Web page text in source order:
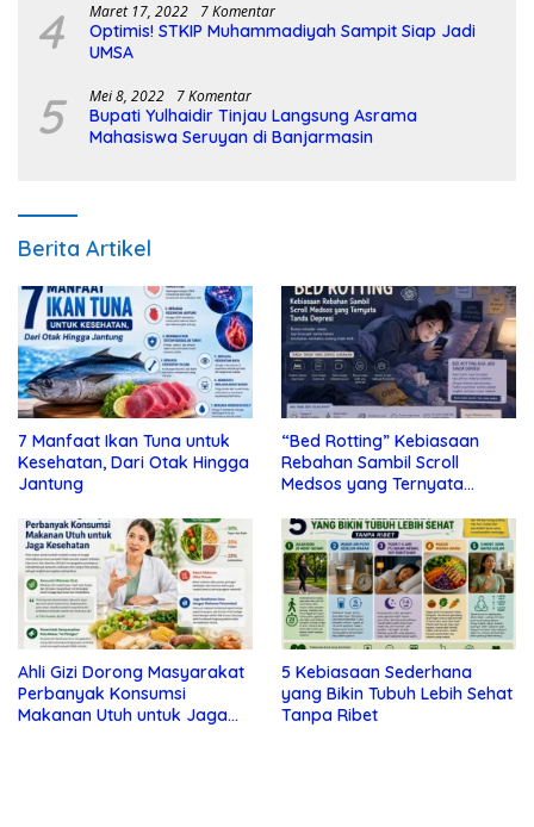
4 Maret 17, 2022 7 Komentar
Optimis! STKIP Muhammadiyah Sampit Siap Jadi
UMSA
5 Mei 8, 2022 7 Komentar
Bupati Yulhaidir Tinjau Langsung Asrama
Mahasiswa Seruyan di Banjarmasin
Berita Artikel
7 Manfaat Ikan Tuna untuk
Kesehatan, Dari Otak Hingga
Jantung
“Bed Rotting” Kebiasaan
Rebahan Sambil Scroll
Medsos yang Ternyata
Ahli Gizi Dorong Masyarakat
Perbanyak Konsumsi
Makanan Utuh untuk Jaga
5 Kebiasaan Sederhana
yang Bikin Tubuh Lebih Sehat
Tanpa Ribet